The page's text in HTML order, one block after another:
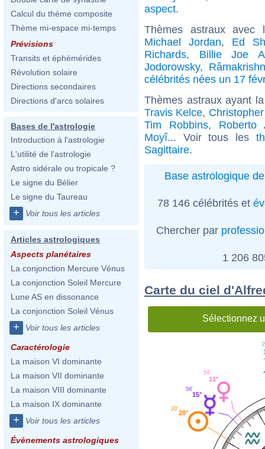
Calcul du thème composite
Thème mi-espace mi-temps
Prévisions
Transits et éphémérides
Révolution solaire
Directions secondaires
Directions d'arcs solaires
Bases de l'astrologie
Introduction à l'astrologie
L'utilité de l'astrologie
Astro sidérale ou tropicale ?
Le signe du Bélier
Le signe du Taureau
+ Voir tous les articles
Articles astrologiques
Aspects planétaires
La conjonction Mercure Vénus
La conjonction Soleil Mercure
Lune AS en dissonance
La conjonction Soleil Vénus
+ Voir tous les articles
Caractérologie
La maison VI dominante
La maison VII dominante
La maison VIII dominante
La maison IX dominante
+ Voir tous les articles
Évènements astrologiques
aspect.
Thèmes astraux
Michael Jordan, Ed
Richards, Billie Joe
Jodorowsky,
célébrités nées un 17
Thèmes astraux ayant
Travis Kelce,
Tim Robbins, Roberto
Moyî... Voir tous les
Sagittaire.
Base astrologique
78 146 célébrités et
Chercher par
1 206
Carte du ciel
Sélectionnez
11°
54'
15°
58'
28°
20'